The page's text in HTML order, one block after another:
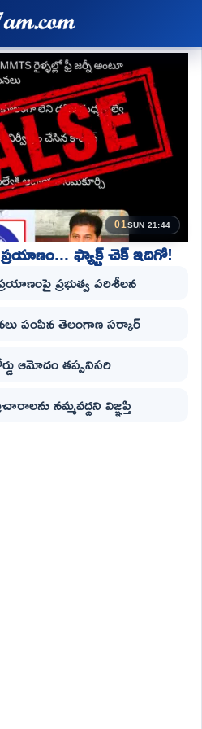
01SUN 21:44
ఫ్యాక్ట్ చెక్ ఇదిగో!
ప్రభుత్వ పరిశీలన
పంపిన తెలంగాణ సర్కార్
ఆమోదం తప్పనిసరి
నమ్మవద్దని విజ్ఞప్తి